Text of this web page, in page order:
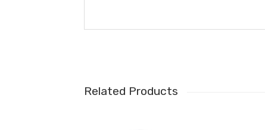
Related Products